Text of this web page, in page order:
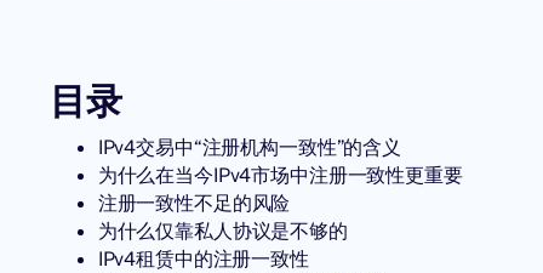
目录
IPv4交易中“注册机构一致性”的含义
为什么在当今IPv4市场中注册一致性更重要
注册一致性不足的风险
为什么仅靠私人协议是不够的
IPv4租赁中的注册一致性